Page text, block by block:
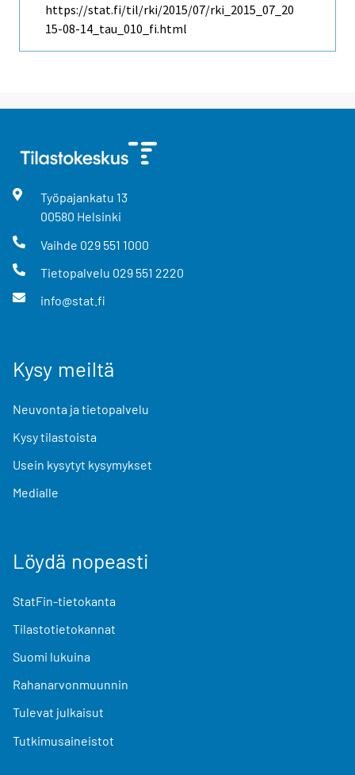
https://stat.fi/til/rki/2015/07/rki_2015_07_20
15-08-14_tau_010_fi.html
Työpajankatu 13
00580 Helsinki
Vaihde 029 551 1000
Tietopalvelu 029 551 2220
info@stat.fi
Kysy meiltä
Neuvonta ja tietopalvelu
Kysy tilastoista
Usein kysytyt kysymykset
Medialle
Löydä nopeasti
StatFin-tietokanta
Tilastotietokannat
Suomi lukuina
Rahanarvonmuunnin
Tulevat julkaisut
Tutkimusaineistot